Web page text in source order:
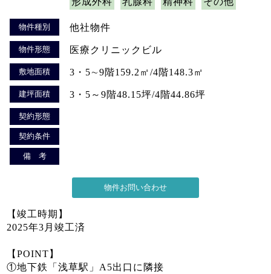
物件種別 他社物件
物件形態 医療クリニックビル
敷地面積 3・5∼9階159.2㎡/4階148.3㎡
建坪面積 3・5～9階48.15坪/4階44.86坪
契約形態
契約条件
備 考
【竣工時期】
2025年3月竣工済
【POINT】
①地下鉄「浅草駅」A5出口に隣接